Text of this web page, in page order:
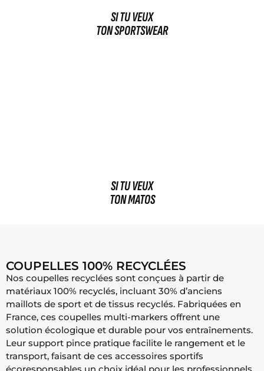
SI TU VEUX
TON SPORTSWEAR
SI TU VEUX
TON MATOS
COUPELLES 100% RECYCLÉES
Nos coupelles recyclées sont conçues à partir de
matériaux 100% recyclés, incluant 30% d’anciens
maillots de sport et de tissus recyclés. Fabriquées en
France, ces coupelles multi-markers offrent une
solution écologique et durable pour vos entraînements.
Leur support pince pratique facilite le rangement et le
transport, faisant de ces accessoires sportifs